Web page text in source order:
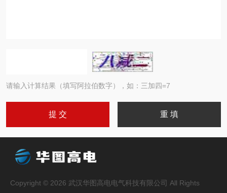
请输入计算结果（填写阿拉伯数字），如：三加四=7
Copyright © 2026 武汉华图高电电气科技有限公司 All Rights